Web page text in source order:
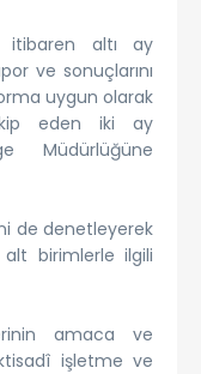
itibaren altı ay
ve sonuçlarını
uygun olarak
eden iki ay
Müdürlüğüne
de denetleyerek
birimlerle ilgili
amaca ve
işletme ve